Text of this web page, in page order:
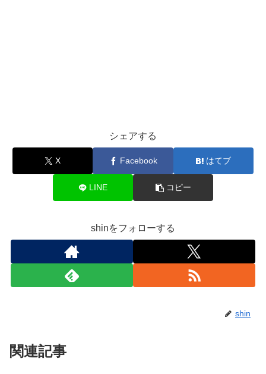
シェアする
X Facebook はてブ
LINE コピー
shinをフォローする
shin
関連記事